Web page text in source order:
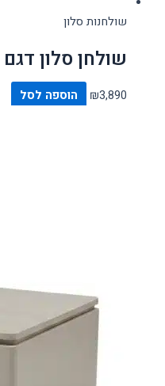
שולחנות סלון
שולחן סלון דגם
₪3,890 הוספה לסל